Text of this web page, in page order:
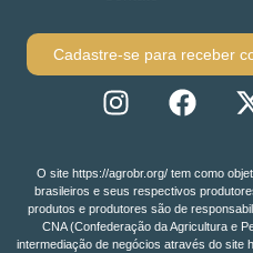
Cadastre-se para receber
O site https://agrobr.org/ tem como
brasileiros e seus respectivos
produtos e produtores são de
CNA (Confederação da Agricultura e
intermediação de negócios através do site